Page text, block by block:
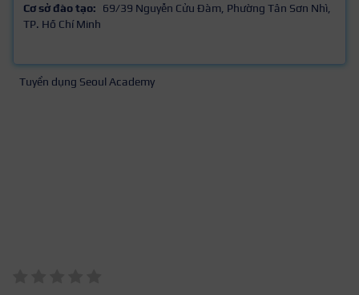
Cơ sở đào tạo:
69/39 Nguyễn Cửu Đàm, Phường Tân Sơn Nhì,
TP. Hồ Chí Minh
Tuyển dụng Seoul Academy